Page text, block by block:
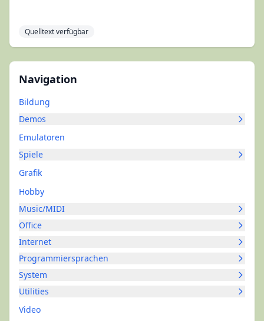
Navigation
Bildung
Demos
Emulatoren
Spiele
Grafik
Hobby
Music/MIDI
Office
Internet
Programmiersprachen
System
Utilities
Video
Quelltext verfügbar